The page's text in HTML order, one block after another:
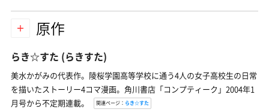
原作
らき☆すた (らきすた)
美水かがみの代表作。陵桜学園高等学校に通う4人の女子高校生の日常
を描いたストーリー4コマ漫画。角川書店「コンプティーク」2004年1
月号から不定期連載。
関連ページ： らき☆すた